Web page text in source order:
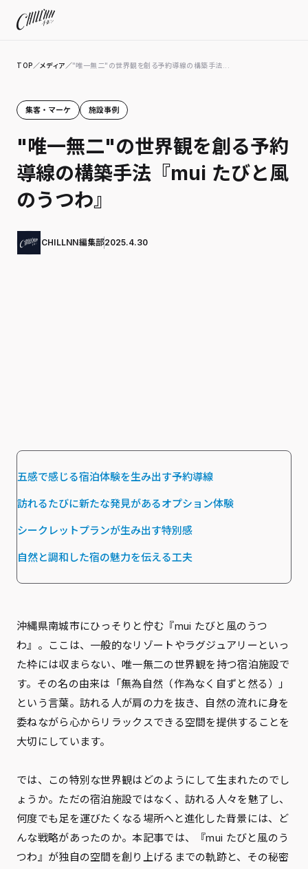
TOP ／メディア ／"唯一無二"の世界観を創る予約導線の構築手法...
集客・マーケ 施設事例
"唯一無二"の世界観を創る予約
導線の構築手法『mui たびと風
のうつわ』
CHILLNN編集部2025.4.30
五感で感じる宿泊体験を生み出す予約導線
訪れるたびに新たな発見があるオプション体験
シークレットプランが生み出す特別感
自然と調和した宿の魅力を伝える工夫
沖縄県南城市にひっそりと佇む『mui たびと風のうつ
わ』。ここは、一般的なリゾートやラグジュアリーといっ
た枠には収まらない、唯一無二の世界観を持つ宿泊施設で
す。その名の由来は「無為自然（作為なく自ずと然る）」
という言葉。訪れる人が肩の力を抜き、自然の流れに身を
委ねながら心からリラックスできる空間を提供することを
大切にしています。
では、この特別な世界観はどのようにして生まれたのでし
ょうか。ただの宿泊施設ではなく、訪れる人々を魅了し、
何度でも足を運びたくなる場所へと進化した背景には、ど
んな戦略があったのか。本記事では、『mui たびと風のう
つわ』が独自の空間を創り上げるまでの軌跡と、その秘密